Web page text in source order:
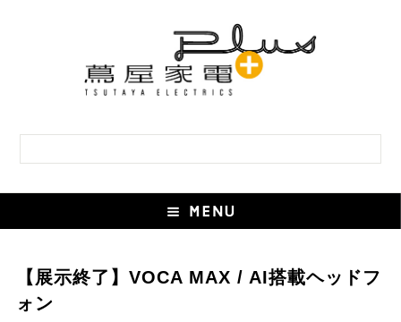
【展示終了】VOCA MAX / AI搭載ヘッドフ
ォン